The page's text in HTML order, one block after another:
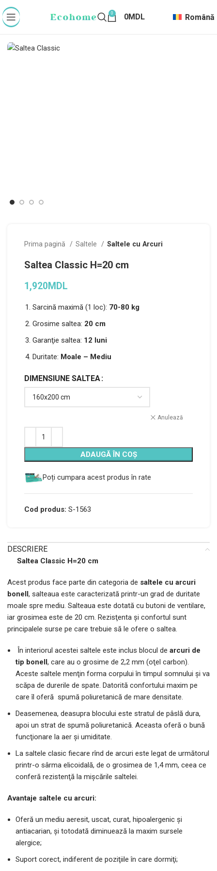
0 0MDL Română
Prima pagină Saltele Saltele cu Arcuri
Saltea Classic H=20 cm
1,920MDL
Sarcină maximă (1 loc): 70-80 kg
Grosime saltea: 20 cm
Garanţie saltea: 12 luni
Duritate: Moale – Mediu
DIMENSIUNE SALTEA
Anulează
ADAUGĂ ÎN COȘ
Alternative:
Poți cumpara acest produs în rate
Cod produs: S-1563
DESCRIERE
Saltea Classic H=20 cm
Acest produs face parte din categoria de saltele cu arcuri
bonell, salteaua este caracterizată printr-un grad de duritate
moale spre mediu. Salteaua este dotată cu butoni de ventilare,
iar grosimea este de 20 cm. Rezisţenta şi confortul sunt
principalele surse pe care trebuie să le ofere o saltea.
În interiorul acestei saltele este inclus blocul de arcuri de
tip bonell, care au o grosime de 2,2 mm (oţel carbon).
Aceste saltele menţin forma corpului în timpul somnului şi va
scăpa de durerile de spate. Datorită confortului maxim pe
care îl oferă spumă poliuretanică de mare densitate.
Deasemenea, deasupra blocului este stratul de pâslă dura,
apoi un strat de spumă poliuretanică. Aceasta oferă o bună
funcţionare la aer și umiditate.
La saltele clasic fiecare rînd de arcuri este legat de următorul
printr-o sârma elicoidală, de o grosimea de 1,4 mm, ceea ce
conferă rezistenţă la mişcările saltelei.
Avantaje saltele cu arcuri:
Oferă un mediu aeresit, uscat, curat, hipoalergenic şi
antiacarian, și totodată diminuează la maxim sursele
alergice;
Suport corect, indiferent de poziţiile în care dormiţi;